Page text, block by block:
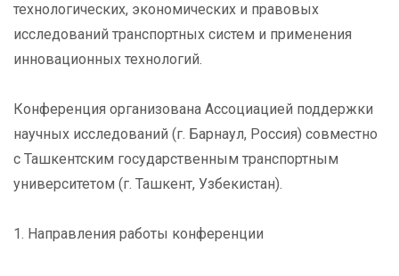
технологических, экономических и правовых
исследований транспортных систем и применения
инновационных технологий.
Конференция организована Ассоциацией поддержки
научных исследований (г. Барнаул, Россия) совместно
с Ташкентским государственным транспортным
университетом (г. Ташкент, Узбекистан).
1. Направления работы конференции